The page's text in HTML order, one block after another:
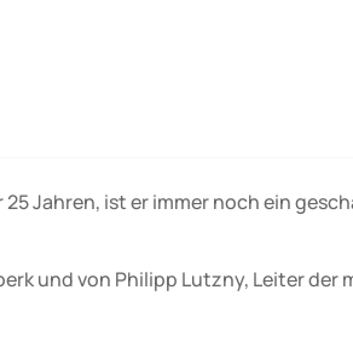
25 Jahren, ist er immer noch ein
und von Philipp Lutzny, Leiter